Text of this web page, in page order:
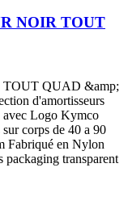
NOIR TOUT
QUAD &amp;
d'amortisseurs
avec Logo Kymco
corps de 40 a 90
Fabriqué en Nylon
packaging transparent